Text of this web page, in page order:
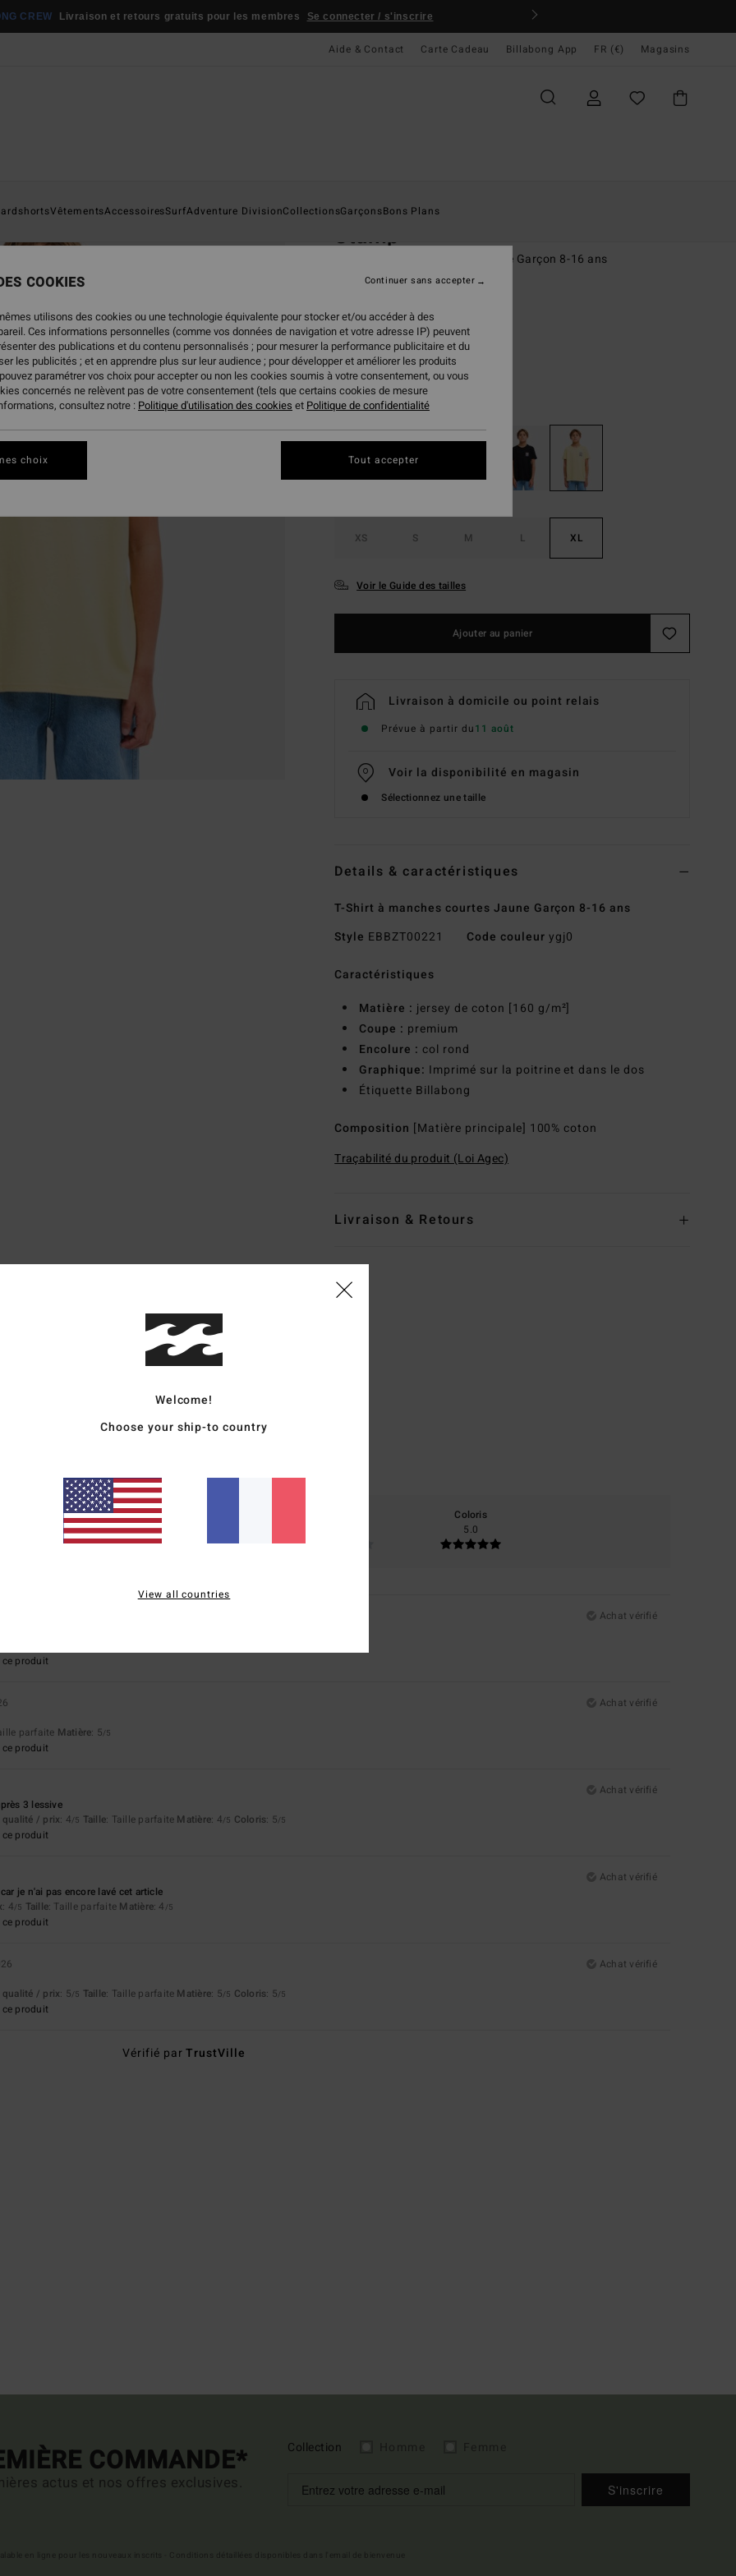
CREW Livraison et retours gratuits pour les membres Se connecter / s'inscrire
Aide & Contact Carte Cadeau Billabong App FR (€) Magasins
VêtementsAccessoiresSurfAdventure DivisionCollectionsGarçonsBons Plans
Stamp
T-Shirt à manches courtes Jaune Garçon 8-16 ans
(5 Avis)
19,95 €
40%
11,97 €
BONS PLANS
CouleurRetro Yellow
XS S M L XL
Voir le Guide des tailles
Ajouter au panier
Livraison à domicile ou point relais
Prévue à partir du11 août
Voir la disponibilité en magasin
Sélectionnez une taille
Details & caractéristiques
T-Shirt à manches courtes Jaune Garçon 8-16 ans
Style EBBZT00221 Code couleur ygj0
Caractéristiques
Matière : jersey de coton [160 g/m²]
Coupe : premium
Encolure : col rond
Graphique: Imprimé sur la poitrine et dans le dos
Étiquette Billabong
Composition [Matière principale] 100% coton
Traçabilité du produit (Loi Agec)
Livraison & Retours
Note moyenne
4.6/5
qualité / prix
Trop petit
Coloris
5.0
Achat vérifié
/ prix
produit
Achat vérifié
parfaite Matière: 5/5
produit
Achat vérifié
3 lessive
qualité / prix: 4/5 Taille: Taille parfaite Matière: 4/5 Coloris: 5/5
produit
Achat vérifié
je n'ai pas encore lavé cet article
: 4/5 Taille: Taille parfaite Matière: 4 /5
produit
Achat vérifié
qualité / prix: 5/5 Taille: Taille parfaite Matière: 5/5 Coloris: 5/5
produit
Vérifié parTrustVille
COMMANDE*
actus et nos offres exclusives.
Collection
S'inscrire
Welcome!
Choose your ship-to country
View all countries
COOKIES
utilisons des cookies ou une technologie équivalente pour stocker et/ou accéder à des
Ces informations personnelles (comme vos données de navigation et votre adresse IP) peuvent
des publications et du contenu personnalisés ; pour mesurer la performance publicitaire et du
les publicités ; et en apprendre plus sur leur audience ; pour développer et améliorer les produits
paramétrer vos choix pour accepter ou non les cookies soumis à votre consentement, ou vous
concernés ne relèvent pas de votre consentement (tels que certains cookies de mesure
consultez notre : Politique d'utilisation des cookies et Politique de confidentialité
choix
Continuer sans accepter
Tout accepter